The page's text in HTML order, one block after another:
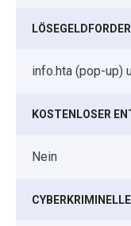
info.hta (pop-up)
KOSTENLOSER
Nein